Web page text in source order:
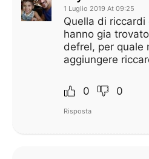
1 Luglio 2019 At 09:25
Quella di
hanno gia
defrel, per quale
aggiungere
0 0
Risposta